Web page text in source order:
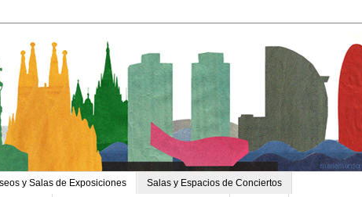
y Salas de Exposiciones Salas y Espacios de Conciertos